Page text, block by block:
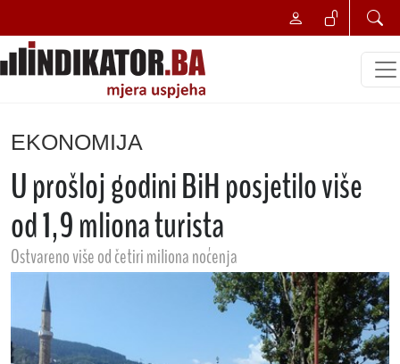
EKONOMIJA
U prošloj godini BiH posjetilo više
od 1,9 mliona turista
Ostvareno više od četiri miliona noćenja